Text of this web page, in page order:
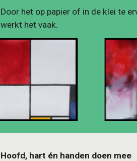
Door het op papier of in de klei te
werkt het vaak.
Hoofd, hart én handen doen mee